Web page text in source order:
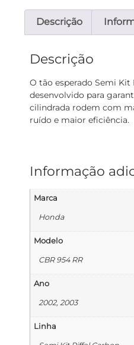
Descrição
Descrição
O tão esperado Semi Kit
desenvolvido para
cilindrada rodem com
ruído e maior eficiência.
Informação
Marca
Honda
Modelo
CBR 954 RR
Ano
2002, 2003
Linha